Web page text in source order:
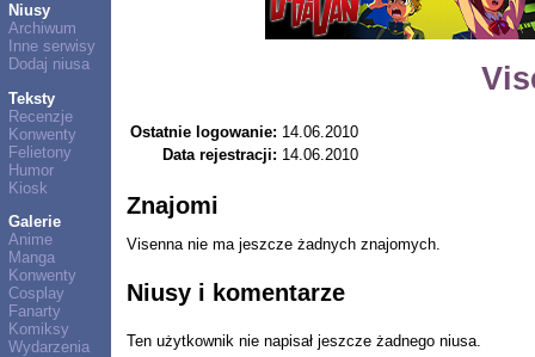
Niusy
Archiwum
Inne serwisy
Dodaj niusa
Teksty
Recenzje
Konwenty
Felietony
Humor
Kiosk
Galerie
Anime
Manga
Konwenty
Cosplay
Fanarty
Komiksy
Wydarzenia
Ostatnie logowanie: 14.06.2010
Data rejestracji: 14.06.2010
Znajomi
Visenna nie ma jeszcze żadnych znajomych.
Niusy i komentarze
Ten użytkownik nie napisał jeszcze żadnego niusa.